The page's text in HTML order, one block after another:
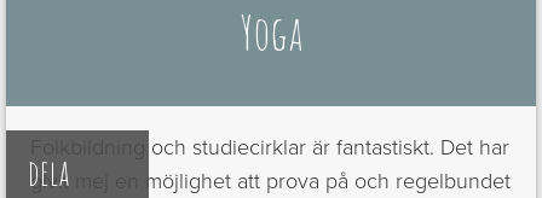
Yoga
Folkbildning och studiecirklar är fantastiskt. Det har
givit mej en möjlighet att prova på och regelbundet
dela